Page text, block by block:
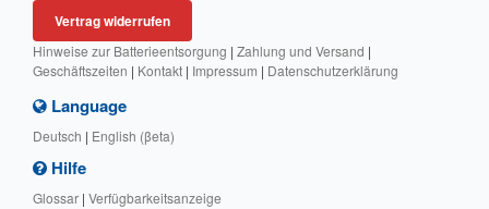
Vertrag widerrufen
Hinweise zur Batterieentsorgung | Zahlung und Versand |
Geschäftszeiten | Kontakt | Impressum | Datenschutzerklärung
Language
Deutsch | English (βeta)
Hilfe
Glossar | Verfügbarkeitsanzeige